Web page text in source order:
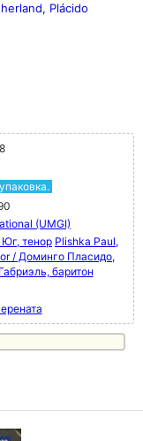
Plácido
(UMGI)
тенор Plishka Paul,
/ Доминго Пласидо,
баритон